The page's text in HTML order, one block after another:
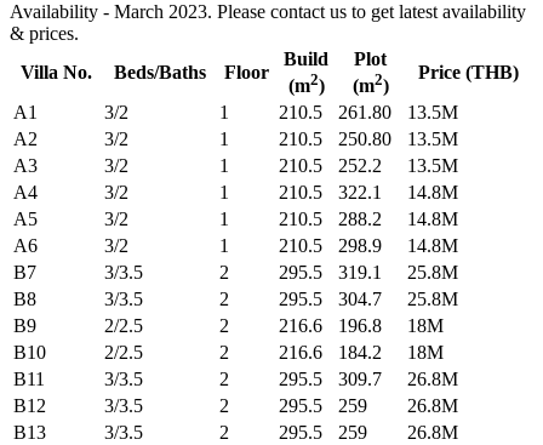
Availability - March 2023. Please contact us to get latest availability
& prices.
Villa No.
Beds/Baths Floor
Build
(m2)
Plot
(m2)
Price (THB)
A1
3/2 1 210.5 261.80
13.5M
A2
3/2 1 210.5 250.80
13.5M
A3
3/2 1 210.5 252.2
13.5M
A4
3/2 1 210.5 322.1
14.8M
A5
3/2 1 210.5 288.2
14.8M
A6
3/2 1 210.5 298.9
14.8M
B7
3/3.5 2 295.5 319.1
25.8M
B8
3/3.5 2 295.5 304.7
25.8M
B9
2/2.5 2 216.6 196.8
18M
B10
2/2.5 2 216.6 184.2
18M
B11
3/3.5 2 295.5 309.7
26.8M
B12
3/3.5 2 295.5 259
26.8M
B13
3/3.5 2 295.5 259
26.8M